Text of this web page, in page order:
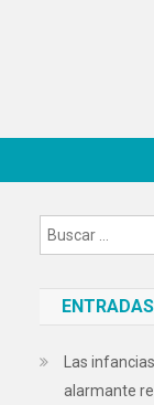
Las
alarmante